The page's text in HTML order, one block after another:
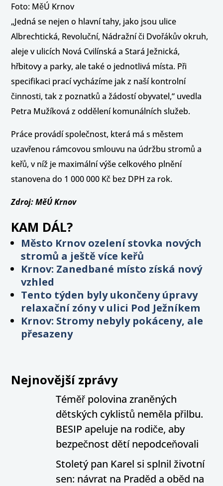
Foto: MěÚ Krnov
„Jedná se nejen o hlavní tahy, jako jsou ulice
Albrechtická, Revoluční, Nádražní či Dvořákův okruh,
aleje v ulicích Nová Cvilínská a Stará Ježnická,
hřbitovy a parky, ale také o jednotlivá místa. Při
specifikaci prací vycházíme jak z naší kontrolní
činnosti, tak z poznatků a žádostí obyvatel,“ uvedla
Petra Mužíková z oddělení komunálních služeb.
Práce provádí společnost, která má s městem
uzavřenou rámcovou smlouvu na údržbu stromů a
keřů, v níž je maximální výše celkového plnění
stanovena do 1 000 000 Kč bez DPH za rok.
Zdroj: MěÚ Krnov
KAM DÁL?
Město Krnov ozelení stovka nových
stromů a ještě více keřů
Krnov: Zanedbané místo získá nový
vzhled
Tento týden byly ukončeny úpravy
relaxační zóny v ulici Pod Ježníkem
Krnov: Stromy nebyly pokáceny, ale
přesazeny
Nejnovější zprávy
Téměř polovina zraněných
dětských cyklistů neměla přilbu.
BESIP apeluje na rodiče, aby
bezpečnost dětí nepodceňovali
Stoletý pan Karel si splnil životní
sen: návrat na Praděd a oběd na